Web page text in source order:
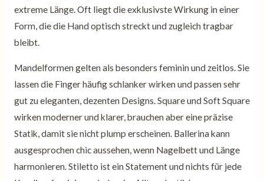
extreme Länge. Oft liegt die exklusivste Wirkung in einer
Form, die die Hand optisch streckt und zugleich tragbar
bleibt.
Mandelformen gelten als besonders feminin und zeitlos. Sie
lassen die Finger häufig schlanker wirken und passen sehr
gut zu eleganten, dezenten Designs. Square und Soft Square
wirken moderner und klarer, brauchen aber eine präzise
Statik, damit sie nicht plump erscheinen. Ballerina kann
ausgesprochen chic aussehen, wenn Nagelbett und Länge
harmonieren. Stiletto ist ein Statement und nichts für jede